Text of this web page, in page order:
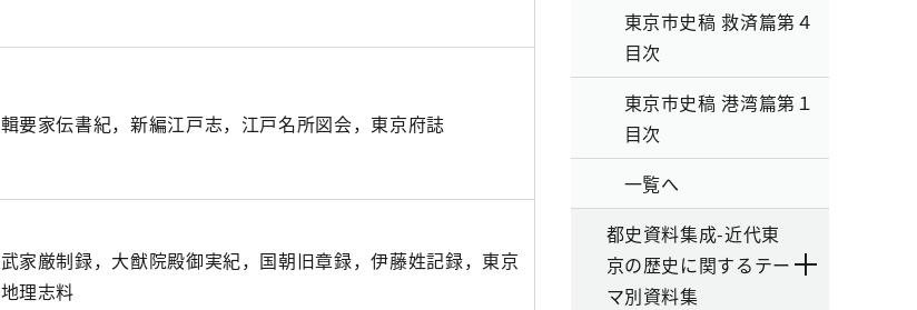
輯要家伝書紀，新編江戸志，江戸名所図会，東京府誌
武家厳制録，大猷院殿御実紀，国朝旧章録，伊藤姓記録，東京
地理志料
東京市史稿 救済篇第４
目次
東京市史稿 港湾篇第１
目次
一覧へ
都史資料集成-近代東
京の歴史に関するテー
マ別資料集